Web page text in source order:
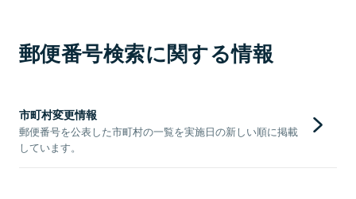
郵便番号検索に関する情報
市町村変更情報
郵便番号を公表した市町村の一覧を実施日の新しい順に掲載
しています。